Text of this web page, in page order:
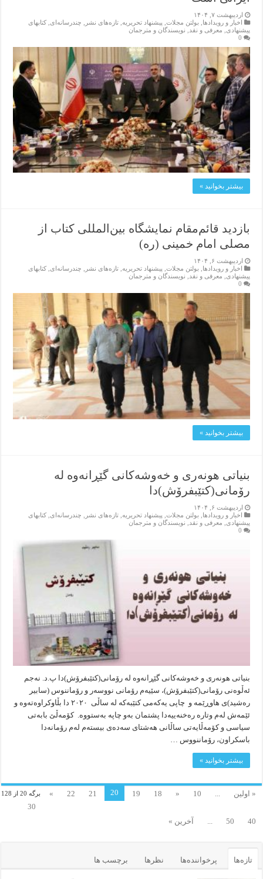
اردیبهشت ۷, ۱۴۰۴
اخبار و رویدادها
بولتن مجلات پیشنهاد تحریریه ,تازەهای نشر چندرسانه‌ای ,کتابهای
پیشنهادی
معرفی و نقد
نویسندگان و مترجمان
0
بیشتر بخوانید »
بازدید قائم‌مقام نمایشگاه بین‌المللی کتاب از
مصلی امام خمینی (ره)
اردیبهشت ۶, ۱۴۰۴
اخبار و رویدادها, بولتن مجلات, پیشنهاد تحریریه,تازەهای نشر , چندرسانه‌ای,کتابهای
پیشنهادی, معرفی و نقد, نویسندگان و مترجمان
0
بیشتر بخوانید »
بنیاتی هونەری و خەوشەکانی گێڕانەوە لە
رۆمانی(کتێبفرۆش)دا
اردیبهشت ۶, ۱۴۰۴
اخبار و رویدادها
بولتن مجلات پیشنهاد تحریریه ,تازەهای نشر چندرسانه‌ای ,کتابهای
پیشنهادی
معرفی و نقد
نویسندگان و مترجمان
0
بنیاتی هونەری و خەوشەکانی گێڕانەوە لە رۆمانی(کتێبفرۆش)دا پ.د. نەجم
ئەڵوەنی رۆمانی(کتێبفرۆش)، سێیەم رۆمانی نووسەر و رۆماننوس (سابیر
رەشید)ی هاوڕێمە و چاپی یەکەمی کتێبەکە لە ساڵی ۲۰۲۰ دا بڵاوکراوەتەوە و
ئێمەش لەم وتارە رەخنەییەدا پشتمان بەو چاپە بەستووە. کۆمەڵێ بابەتی
سیاسی و کۆمەڵایەتی ساڵانی هەشتای سەدەی بیستەم لەم رۆمانەدا
باسکراون، رۆماننووس …
بیشتر بخوانید »
برگه 20 از 128 « اولین ...
10
«
18
19
20
21
22
»
30
40
50
... آخرین »
تازه‌ها پرخواننده‌ها نظرها برچسب ها